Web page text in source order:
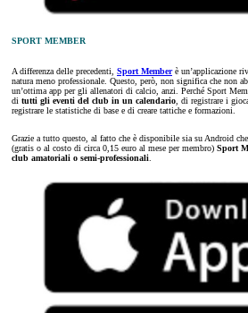
SPORT MEMBER
A differenza delle precedenti, Sport Memberè un’applicazione
natura meno professionale. Questo, però, non significa che non
un’ottima app per gli allenatori di calcio, anzi. Perché Sport
di tutti gli eventi del club in un calendario, di registrare i
registrare le statistiche di base e di creare tattiche e formazioni.
Grazie a tutto questo, al fatto che è disponibile sia su Android
(gratis o al costo di circa 0,15 euro al mese per membro) Sport
club amatoriali o semi-professionali.